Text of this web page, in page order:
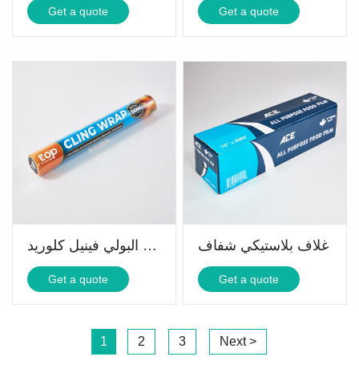
Get a quote Get a quote
غلاف شفاف من مادة البولي فينيل كلوريد
Get a quote
غلاف بلاستيكي شفاف
Get a quote
1 2 3 Next >